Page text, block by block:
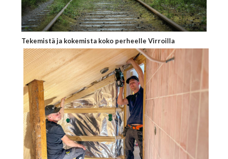
Tekemistä ja kokemista koko perheelle Virroilla